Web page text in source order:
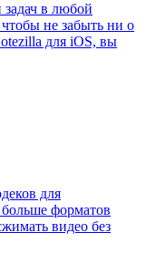
задач в любой
не забыть ни о
для iOS, вы
для
форматов
видео без